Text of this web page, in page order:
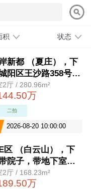
积 状态
新都 （夏庄），下
阳区王沙路358号，
2厅 / 280.96m²
万
二拍
2026-08-20 10:00:00
区 （白云山），下
院子，带地下室，
路19号
2厅 / 168.23m²
万